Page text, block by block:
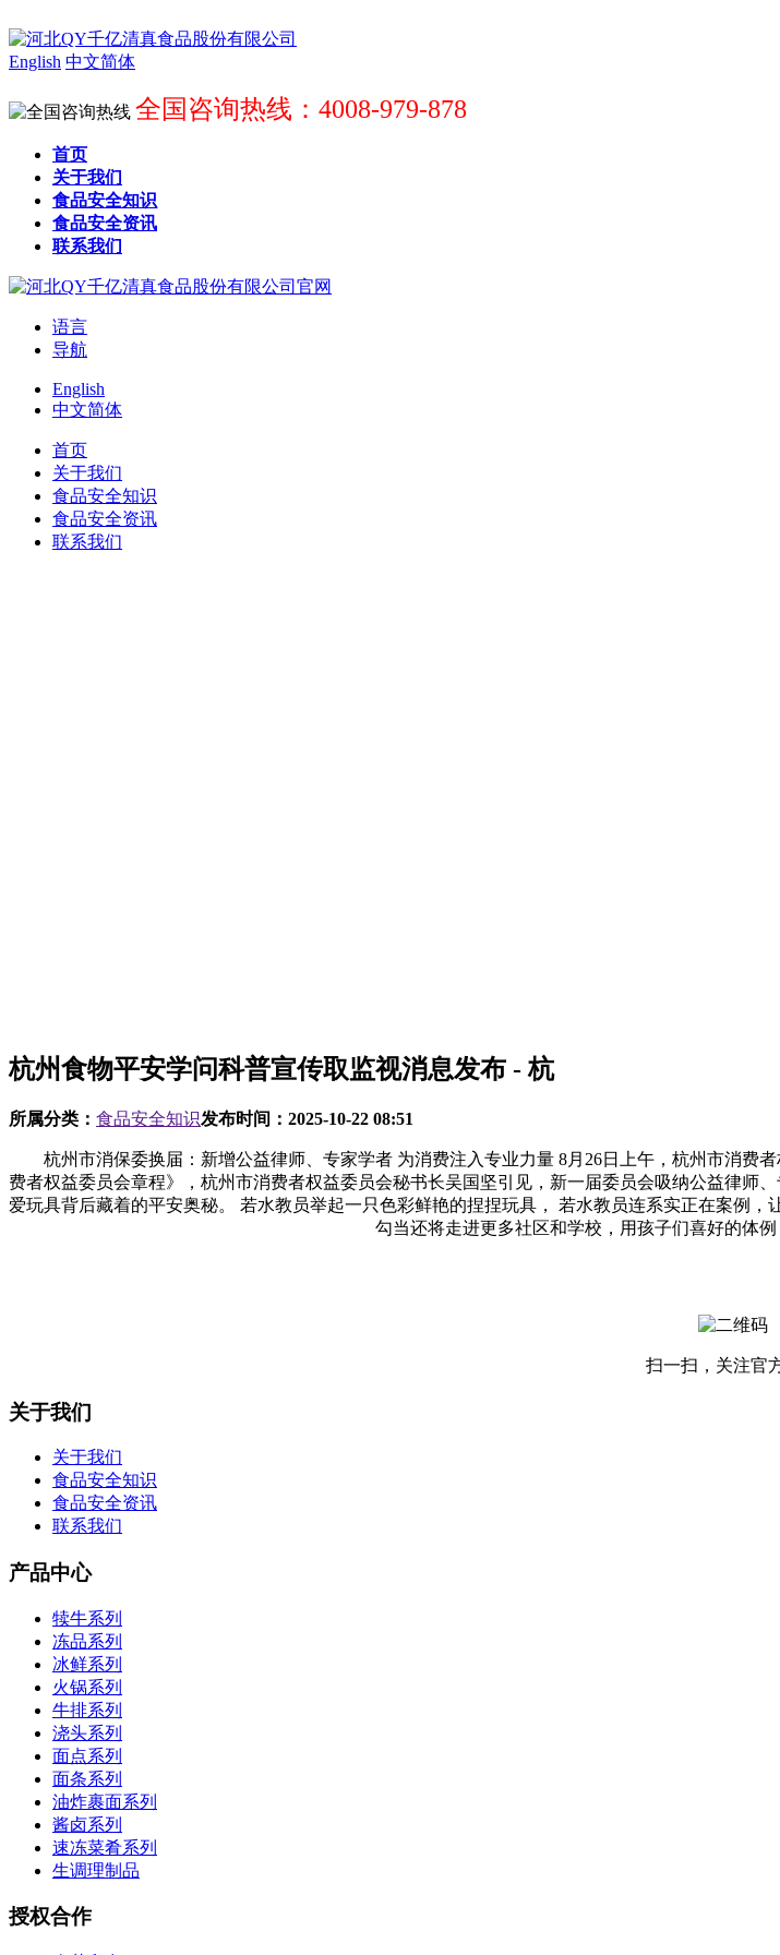
English 中文简体
全国咨询热线：4008-979-878
首页
关于我们
食品安全知识
食品安全资讯
联系我们
语言
导航
English
中文简体
首页
关于我们
食品安全知识
食品安全资讯
联系我们
杭州食物平安学问科普宣传取监视消息发布 - 杭
所属分类： 食品安全知识发布时间： 2025-10-22 08:51
杭州市消保委换届：新增公益律师、专家学者 为消费注入专业力量 8月26日上午，杭州市消费
费者权益委员会章程》，杭州市消费者权益委员会秘书长吴国坚引见，新一届委员会吸纳公益律师
爱玩具背后藏着的平安奥秘。 若水教员举起一只色彩鲜艳的捏捏玩具， 若水教员连系实正在案例
勾当还将走进更多社区和学校，用孩子们喜好的体
扫一扫，关注官
关于我们
关于我们
食品安全知识
食品安全资讯
联系我们
产品中心
犊牛系列
冻品系列
冰鲜系列
火锅系列
牛排系列
浇头系列
面点系列
面条系列
油炸裹面系列
酱卤系列
速冻菜肴系列
生调理制品
授权合作